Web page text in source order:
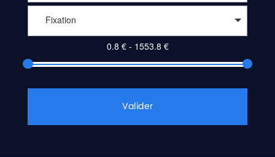
Fixation
Valider